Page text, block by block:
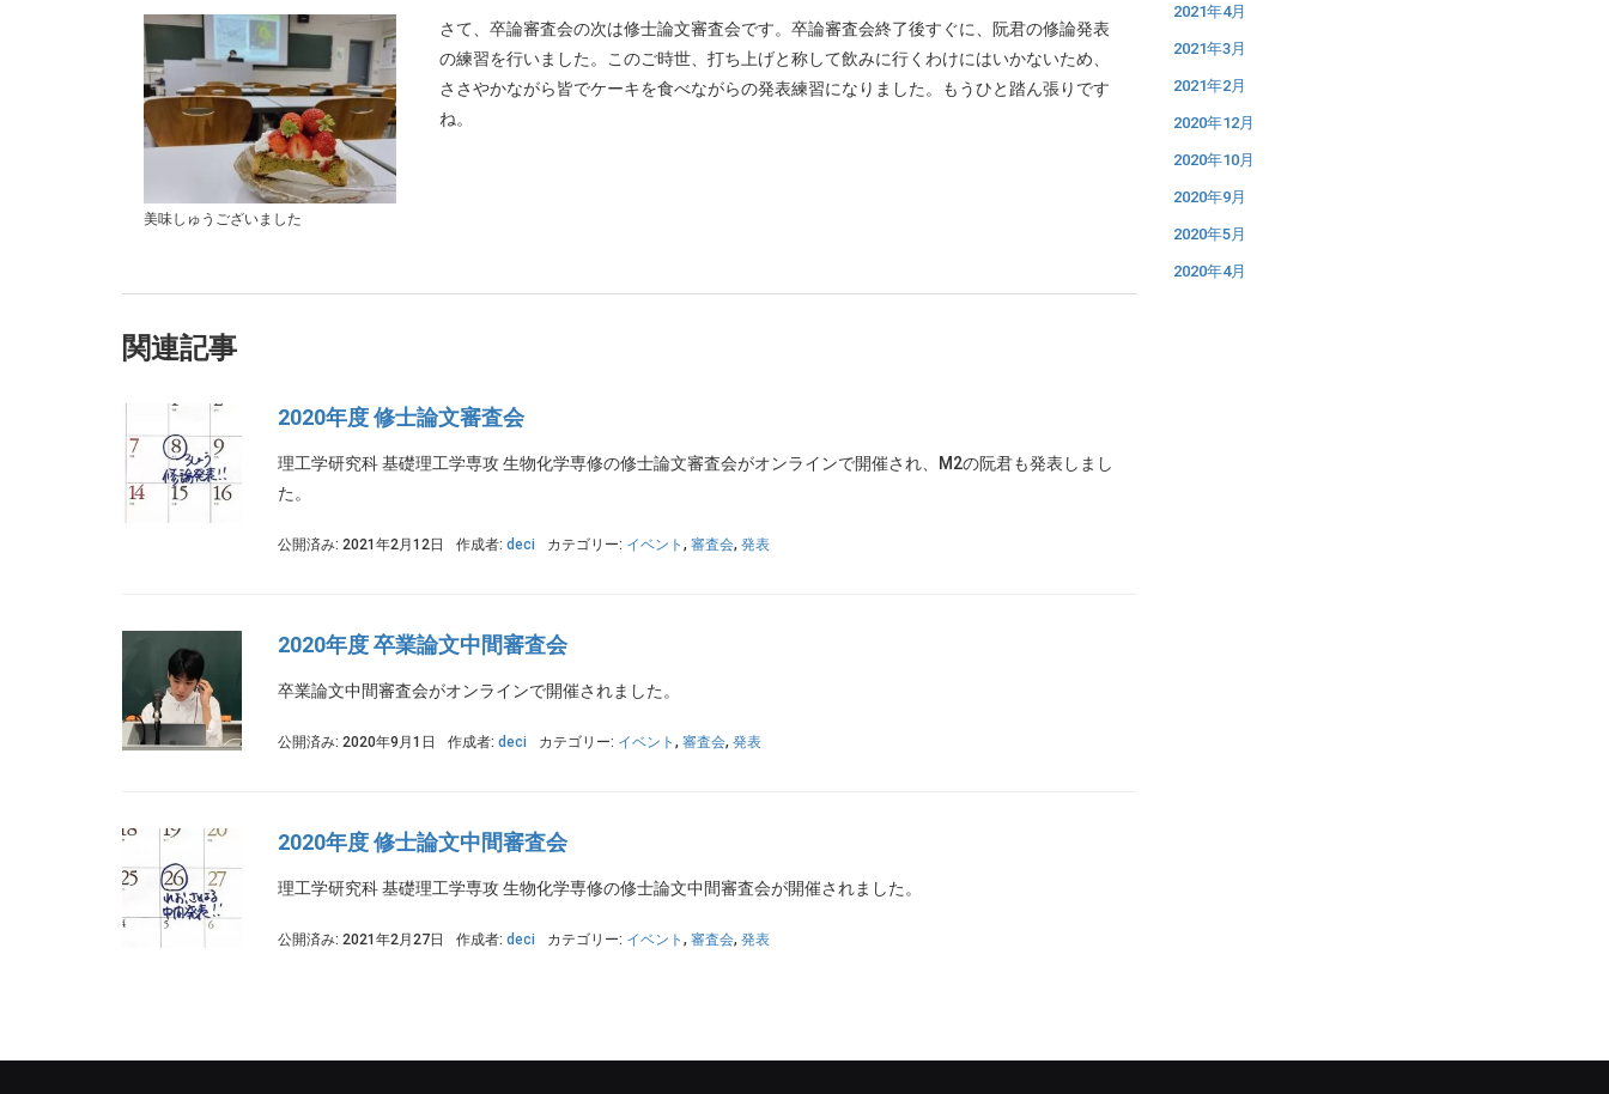
美味しゅうございました
さて、卒論審査会の次は修士論文審査会です。卒論審査会終了後すぐに、阮君の修論発表
の練習を行いました。このご時世、打ち上げと称して飲みに行くわけにはいかないため、
ささやかながら皆でケーキを食べながらの発表練習になりました。もうひと踏ん張りです
ね。
関連記事
2020年度 修士論文審査会
理工学研究科 基礎理工学専攻 生物化学専修の修士論文審査会がオンラインで開催され、M2の阮君も発表しまし
た。
公開済み: 2021年2月12日 作成者: deci カテゴリー: イベント , 審査会, 発表
2020年度 卒業論文中間審査会
卒業論文中間審査会がオンラインで開催されました。
公開済み: 2020年9月1日 作成者: deci カテゴリー: イベント , 審査会, 発表
2020年度 修士論文中間審査会
理工学研究科 基礎理工学専攻 生物化学専修の修士論文中間審査会が開催されました。
公開済み: 2021年2月27日 作成者: deci カテゴリー: イベント , 審査会, 発表
2021年4月
2021年3月
2021年2月
2020年12月
2020年10月
2020年9月
2020年5月
2020年4月